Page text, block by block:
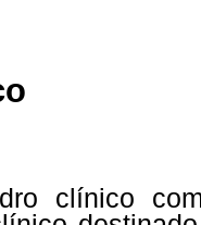
clínico